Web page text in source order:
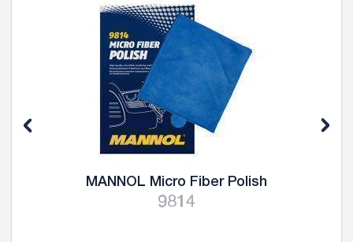
MANNOL Micro Fiber Polish
9814